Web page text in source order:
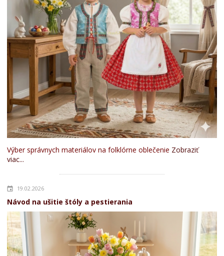
Výber správnych materiálov na folklórne oblečenie Zobraziť
viac...
19.02.2026
Návod na ušitie štóly a pestierania